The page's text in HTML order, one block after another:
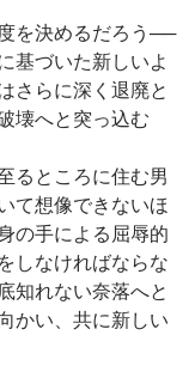
を決めるだろう──
基づいた新しいよ
さらに深く退廃と
壊へと突っ込む
るところに住む男
て想像できないほ
の手による屈辱的
しなければならな
知れない奈落へと
かい、共に新しい